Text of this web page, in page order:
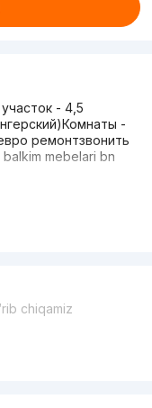
- 4,5
-
ремонтзвонить
mebelari bn
chiqamiz